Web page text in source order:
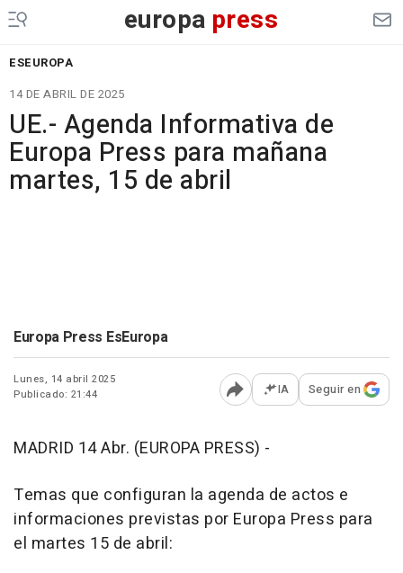
europa press
ESEUROPA
14 DE ABRIL DE 2025
UE.- Agenda Informativa de
Europa Press para mañana
martes, 15 de abril
Europa Press EsEuropa
Lunes, 14 abril 2025
Publicado: 21:44
Abrir opciones para
IA Seguir en
MADRID 14 Abr. (EUROPA PRESS) -
Temas que configuran la agenda de actos e
informaciones previstas por Europa Press para
el martes 15 de abril: